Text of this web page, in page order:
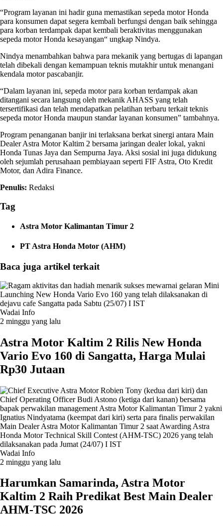
“Program layanan ini hadir guna memastikan sepeda motor Honda
para konsumen dapat segera kembali berfungsi dengan baik sehingga
para korban terdampak dapat kembali beraktivitas menggunakan
sepeda motor Honda kesayangan“ ungkap Nindya.
Nindya menambahkan bahwa para mekanik yang bertugas di lapangan
telah dibekali dengan kemampuan teknis mutakhir untuk menangani
kendala motor pascabanjir.
“Dalam layanan ini, sepeda motor para korban terdampak akan
ditangani secara langsung oleh mekanik AHASS yang telah
tersertifikasi dan telah mendapatkan pelatihan terbaru terkait teknis
sepeda motor Honda maupun standar layanan konsumen” tambahnya.
Program penanganan banjir ini terlaksana berkat sinergi antara Main
Dealer Astra Motor Kaltim 2 bersama jaringan dealer lokal, yakni
Honda Tunas Jaya dan Sempurna Jaya. Aksi sosial ini juga didukung
oleh sejumlah perusahaan pembiayaan seperti FIF Astra, Oto Kredit
Motor, dan Adira Finance.
Penulis: Redaksi
Tag
Astra Motor Kalimantan Timur 2
PT Astra Honda Motor (AHM)
Baca juga artikel terkait
Wadai Info
2 minggu yang lalu
Astra Motor Kaltim 2 Rilis New Honda
Vario Evo 160 di Sangatta, Harga Mulai
Rp30 Jutaan
Wadai Info
2 minggu yang lalu
Harumkan Samarinda, Astra Motor
Kaltim 2 Raih Predikat Best Main Dealer
AHM-TSC 2026